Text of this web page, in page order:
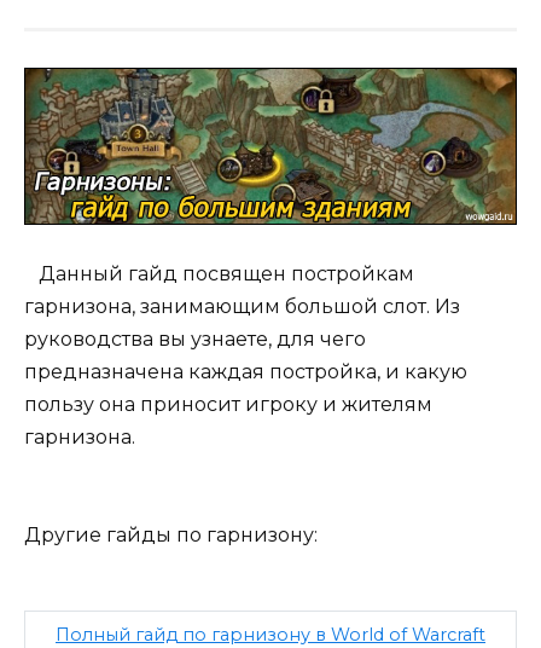
Данный гайд посвящен постройкам
гарнизона, занимающим большой слот. Из
руководства вы узнаете, для чего
предназначена каждая постройка, и какую
пользу она приносит игроку и жителям
гарнизона.
Другие гайды по гарнизону:
Полный гайд по гарнизону в World of Warcraft